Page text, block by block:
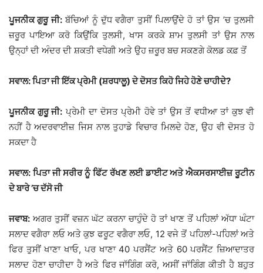
ਪੂਜਨੀਕ ਗੁਰੂ ਜੀ:ਬੱਚਿਆਂ ਨੂੰ ਦੁੱਧ ਵਗੈਰਾ ਤੁਸੀਂ ਪਿਲਾਉਂਦੇ ਹੋ ਤਾਂ ਉਸ ’ਚ ਤੁਲਸੀ
ਜ਼ਰੂਰ ਪਾਇਆ ਕਰੋ ਕਿਉਂਕਿ ਤੁਲਸੀ, ਖਾਸ ਕਰਕੇ ਸ਼ਾਮ ਤੁਲਸੀ ਤਾਂ ਉਸ ਨਾਲ
ਉਨ੍ਹਾਂ ਦੀ ਅੰਦਰ ਦੀ ਸ਼ਕਤੀ ਵਧੇਗੀ ਅਤੇ ਉਹ ਜ਼ਰੂਰ ਬਚ ਸਕਣਗੇ ਕੋਲਡ ਕਫ਼ ਤੋਂ
ਸਵਾਲ: ਪਿਤਾ ਜੀ ਇੱਕ ਪ੍ਰੇਮੀ (ਸ਼ਰਧਾਲੂ) ਦੇ ਦੋਸਤ ਕਿਹੋ ਜਿਹੇ ਹੋਣੇ ਚਾਹੀਦੇ?
ਪੂਜਨੀਕ ਗੁਰੂ ਜੀ: ਪ੍ਰੇਮੀ ਦਾ ਦੋਸਤ ਪ੍ਰੇਮੀ ਹੋਵੇ ਤਾਂ ਉਸ ਤੋਂ ਵਧੀਆ ਤਾਂ ਕੁਝ ਵੀ
ਨਹੀਂ ਹੈ ਅਦਰਵਾਈਜ਼ ਜਿਸ ਨਾਲ ਤੁਹਾਡੇ ਵਿਚਾਰ ਮਿਲਦੇ ਹੋਣ, ਉਹ ਵੀ ਦੋਸਤ ਹੋ
ਸਕਦਾ ਹੈ
ਸਵਾਲ: ਪਿਤਾ ਜੀ ਸਰੀਰ ਨੂੰ ਫਿੱਟ ਰੱਖਣ ਲਈ ਡਾਈਟ ਅਤੇ ਐਕਸਰਸਾਈਜ਼ ਰੂਟੀਨ
ਦੇ ਬਾਰੇ ’ਚ ਦੱਸੋ ਜੀ
ਜਵਾਬ: ਅਗਰ ਤੁਸੀਂ ਵਜ਼ਨ ਘੱਟ ਕਰਨਾ ਚਾਹੁੰਦੇ ਹੋ ਤਾਂ ਖਾਣ ਤੋਂ ਪਹਿਲਾਂ ਅੱਧਾ ਘੰਟਾ
ਸਲਾਦ ਵਗੈਰਾ ਲਓ ਅਤੇ ਕੁਝ ਫਰੂਟ ਵਗੈਰਾ ਲਓ, 12 ਵਜੇ ਤੋਂ ਪਹਿਲਾਂ-ਪਹਿਲਾਂ ਅਤੇ
ਫਿਰ ਤੁਸੀਂ ਖਾਣਾ ਖਾਓ, ਪਰ ਖਾਣਾ 40 ਪਰਸੈਂਟ ਅਤੇ 60 ਪਰਸੈਂਟ ਜ਼ਿਆਦਾਤਰ
ਸਲਾਦ ਹੋਣਾ ਚਾਹੀਦਾ ਹੈ ਅਤੇ ਫਿਰ ਜਾੱਗਿੰਗ ਕਰੋ, ਅਸੀਂ ਜਾੱਗਿੰਗ ਕੀਤੀ ਹੈ ਬਹੁਤ